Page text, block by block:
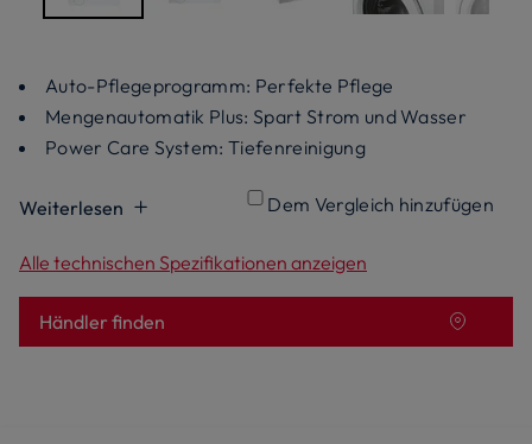
Auto-Pflegeprogramm: Perfekte Pflege
Mengenautomatik Plus: Spart Strom und Wasser
Power Care System: Tiefenreinigung
Weiterlesen Dem Vergleich hinzufügen
Alle technischen Spezifikationen anzeigen
Händler finden